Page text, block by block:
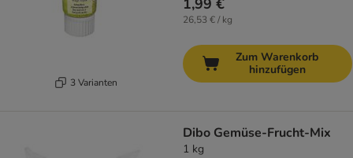
3 Varianten
1,99 €
26,53 € / kg
Zum Warenkorb
hinzufügen
Dibo Gemüse-Frucht-Mix
1 kg